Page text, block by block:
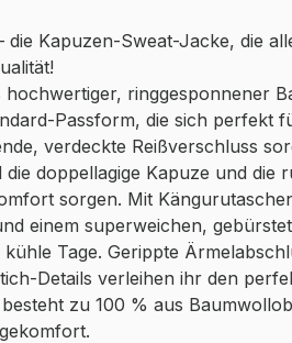
die Kapuzen-Sweat-Jacke, die
hochwertiger, ringgesponnener
Passform, die sich perfekt
verdeckte Reißverschluss
doppellagige Kapuze und die
sorgen. Mit
einem superweichen,
Tage. Gerippte
Details verleihen ihr den
besteht zu 100 % aus